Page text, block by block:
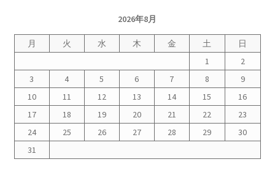
2026年8月
月 火 水 木 金 土
日
1
2
3
4 5 6 7 8
9
10
11 12 13 14 15
16
17
18 19 20 21 22
23
24
25 26 27 28 29
30
31